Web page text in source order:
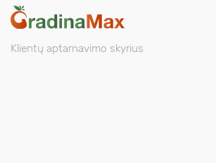
Klientų aptarnavimo skyrius